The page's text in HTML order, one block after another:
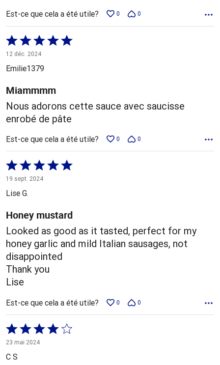
Est-ce que cela a été utile? 0 0
Coté
5 sur
5
12 déc. 2024
Emilie1379
Miammmm
Nous adorons cette sauce avec saucisse
enrobé de pâte
Est-ce que cela a été utile? 0 0
Coté
5 sur
5
19 sept. 2024
Lise G.
Honey mustard
Looked as good as it tasted, perfect for my
honey garlic and mild Italian sausages, not
disappointed
Thank you
Lise
Est-ce que cela a été utile? 0 0
Coté
4 sur
5
23 mai 2024
C S